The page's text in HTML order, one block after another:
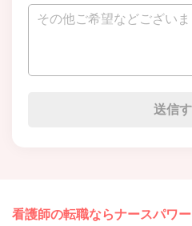
看護師の転職ならナースパワー